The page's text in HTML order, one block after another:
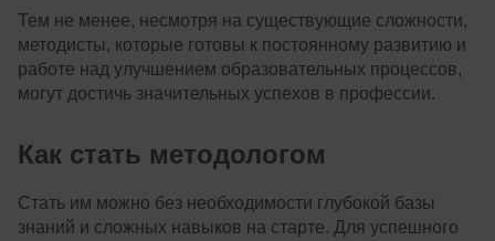
Тем не менее, несмотря на существующие сложности,
методисты, которые готовы к постоянному развитию и
работе над улучшением образовательных процессов,
могут достичь значительных успехов в профессии.
Как стать методологом
Стать им можно без необходимости глубокой базы
знаний и сложных навыков на старте. Для успешного